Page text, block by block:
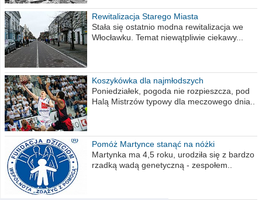
Rewitalizacja Starego Miasta
Stała się ostatnio modna rewitalizacja we
Włocławku. Temat niewątpliwie ciekawy...
Koszykówka dla najmłodszych
Poniedziałek, pogoda nie rozpieszcza, pod
Halą Mistrzów typowy dla meczowego dnia..
Pomóż Martynce stanąć na nóżki
Martynka ma 4,5 roku, urodziła się z bardzo
rzadką wadą genetyczną - zespołem..